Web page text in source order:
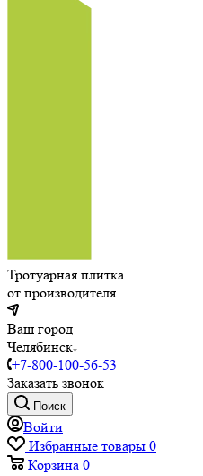
Тротуарная плитка
от производителя
Ваш город
Челябинск
+7-800-100-56-53
Заказать звонок
Поиск
Войти
Избранные товары 0
Корзина 0